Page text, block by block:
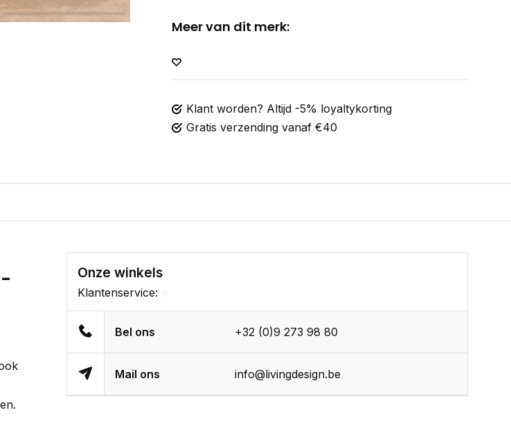
Meer van dit merk:
Klant worden? Altijd -5% loyaltykorting
Gratis verzending vanaf €40
Onze winkels
Klantenservice:
Bel ons +32 (0)9 273 98 80
Mail ons info@livingdesign.be